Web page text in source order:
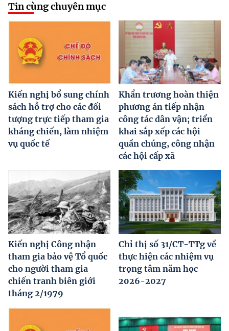
Tin cùng chuyên mục
Kiến nghị bổ sung chính
sách hỗ trợ cho các đối
tượng trực tiếp tham gia
kháng chiến, làm nhiệm
vụ quốc tế
Khẩn trương hoàn thiện
phương án tiếp nhận
công tác dân vận; triển
khai sắp xếp các hội
quần chúng, công nhận
các hội cấp xã
Kiến nghị Công nhận
tham gia bảo vệ Tổ quốc
cho người tham gia
chiến tranh biên giới
tháng 2/1979
Chỉ thị số 31/CT-TTg về
thực hiện các nhiệm vụ
trọng tâm năm học
2026-2027